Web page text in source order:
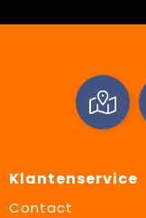
Klantenservice
Contact